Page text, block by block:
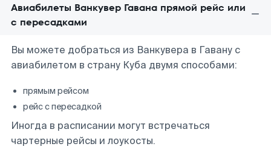
Авиабилеты Ванкувер Гавана прямой рейс или
с пересадками
Вы можете добраться из Ванкувера в Гавану с
авиабилетом в страну Куба двумя способами:
прямым рейсом
рейс с пересадкой
Иногда в расписании могут встречаться
чартерные рейсы и лоукосты.